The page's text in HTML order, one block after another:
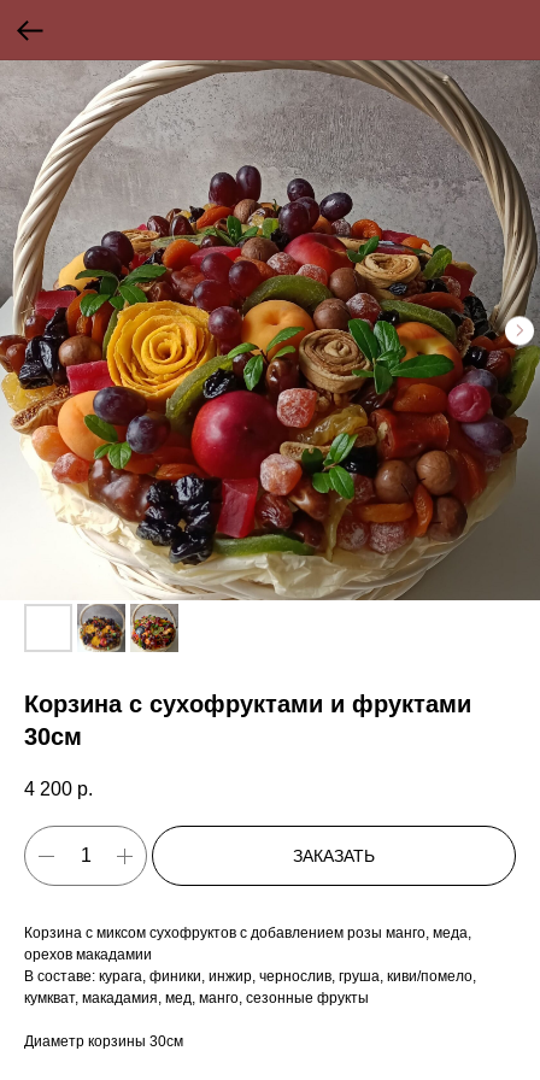
Корзина с сухофруктами и фруктами
30см
4 200 р.
ЗАКАЗАТЬ
Корзина с миксом сухофруктов с добавлением розы манго, меда,
орехов макадамии
В составе: курага, финики, инжир, чернослив, груша, киви/помело,
кумкват, макадамия, мед, манго, сезонные фрукты
Диаметр корзины 30см